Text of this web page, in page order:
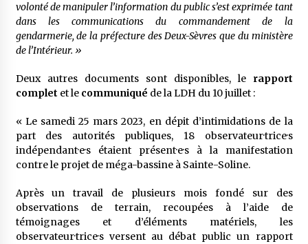
volonté de manipuler l’information du public s’est exprimée tant
dans les communications du commandement de la
gendarmerie, de la préfecture des Deux-Sèvres que du ministère
de l’Intérieur. »
Deux autres documents sont disponibles, le rapport
complet et le communiqué de la LDH du 10 juillet :
« Le samedi 25 mars 2023, en dépit d’intimidations de la
part des autorités publiques, 18 observateur·trice·s
indépendant·e·s étaient présent·e·s à la manifestation
contre le projet de méga-bassine à Sainte-Soline.
Après un travail de plusieurs mois fondé sur des
observations de terrain, recoupées à l’aide de
témoignages et d’éléments matériels, les
observateur·trice·s versent au débat public un rapport